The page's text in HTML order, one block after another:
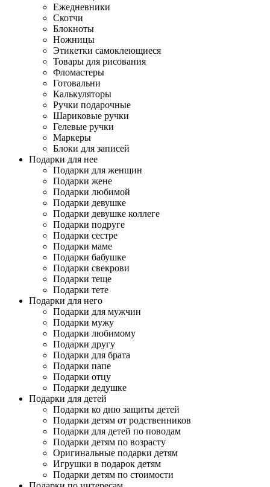
Ежедневники
Скотчи
Блокноты
Ножницы
Этикетки самоклеющиеся
Товары для рисования
Фломастеры
Готовальни
Калькуляторы
Ручки подарочные
Шариковые ручки
Гелевые ручки
Маркеры
Блоки для записей
Подарки для нее
Подарки для женщин
Подарки жене
Подарки любимой
Подарки девушке
Подарки девушке коллеге
Подарки подруге
Подарки сестре
Подарки маме
Подарки бабушке
Подарки свекрови
Подарки теще
Подарки тете
Подарки для него
Подарки для мужчин
Подарки мужу
Подарки любимому
Подарки другу
Подарки для брата
Подарки папе
Подарки отцу
Подарки дедушке
Подарки для детей
Подарки ко дню защиты детей
Подарки детям от родственников
Подарки для детей по поводам
Подарки детям по возрасту
Оригинальные подарки детям
Игрушки в подарок детям
Подарки детям по стоимости